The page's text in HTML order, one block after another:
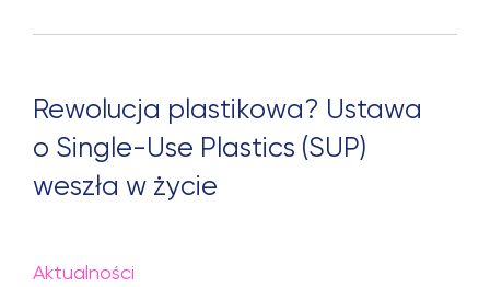
Rewolucja plastikowa? Ustawa
o Single-Use Plastics (SUP)
weszła w życie
Aktualności